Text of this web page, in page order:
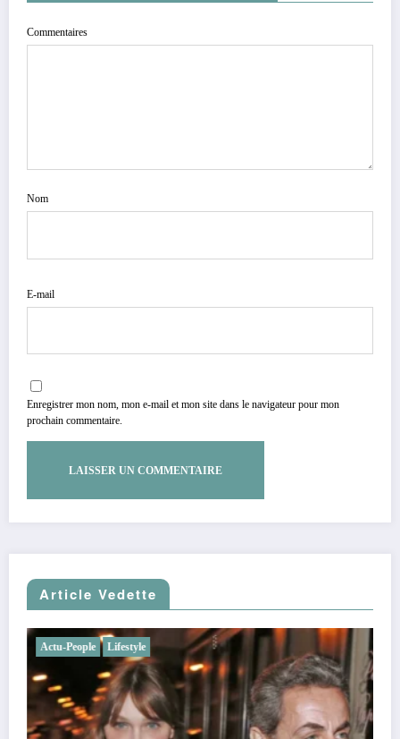
Commentaires
Nom
E-mail
Enregistrer mon nom, mon e-mail et mon site dans le navigateur pour mon
prochain commentaire.
Article Vedette
Actu-People Lifestyle